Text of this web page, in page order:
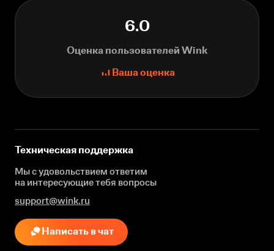
6.0
Оценка пользователей Wink
Ваша оценка
Техническая поддержка
Мы с удовольствием ответим
на интересующиетебя вопросы
support@wink.ru
Написать в чат